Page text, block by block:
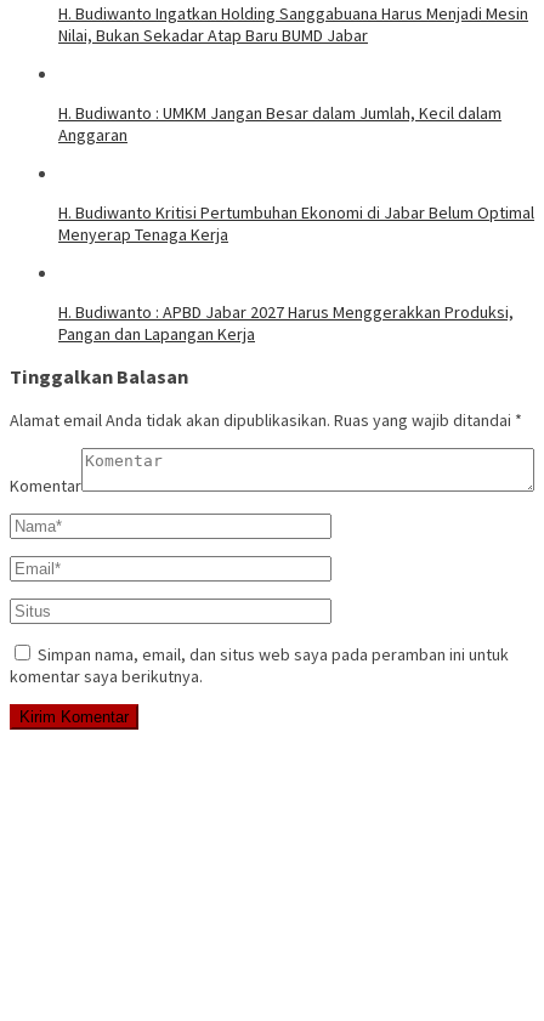
H. Budiwanto Ingatkan Holding Sanggabuana Harus Menjadi Mesin
Nilai, Bukan Sekadar Atap Baru BUMD Jabar
H. Budiwanto : UMKM Jangan Besar dalam Jumlah, Kecil dalam
Anggaran
H. Budiwanto Kritisi Pertumbuhan Ekonomi di Jabar Belum Optimal
Menyerap Tenaga Kerja
H. Budiwanto : APBD Jabar 2027 Harus Menggerakkan Produksi,
Pangan dan Lapangan Kerja
Tinggalkan Balasan
Alamat email Anda tidak akan dipublikasikan. Ruas yang wajib ditandai *
Komentar
Simpan nama, email, dan situs web saya pada peramban ini untuk
komentar saya berikutnya.